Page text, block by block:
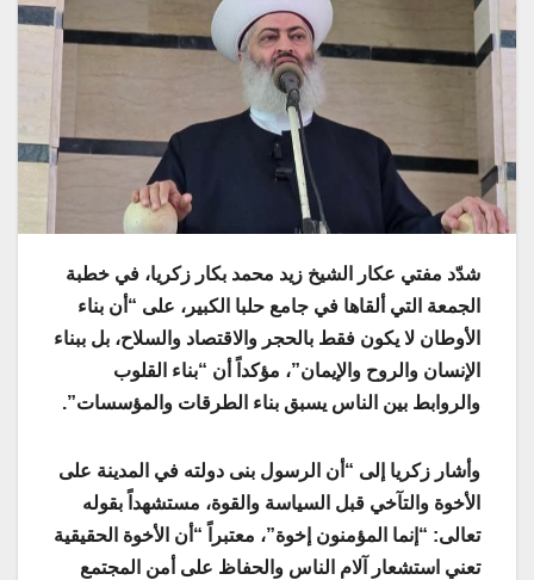
شدّد مفتي عكار الشيخ زيد محمد بكار زكريا، في خطبة
الجمعة التي ألقاها في جامع حلبا الكبير، على “أن بناء
الأوطان لا يكون فقط بالحجر والاقتصاد والسلاح، بل ببناء
الإنسان والروح والإيمان”، مؤكداً أن “بناء القلوب
والروابط بين الناس يسبق بناء الطرقات والمؤسسات”.
وأشار زكريا إلى “أن الرسول بنى دولته في المدينة على
الأخوة والتآخي قبل السياسة والقوة، مستشهداً بقوله
تعالى: “إنما المؤمنون إخوة”، معتبراً “أن الأخوة الحقيقية
تعني استشعار آلام الناس والحفاظ على أمن المجتمع